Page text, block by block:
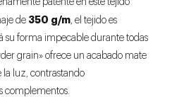
patente en este tejido
de 350 g/m, el tejido es
su forma impecable durante todas
grain» ofrece un acabado mate
luz, contrastando
complementos.